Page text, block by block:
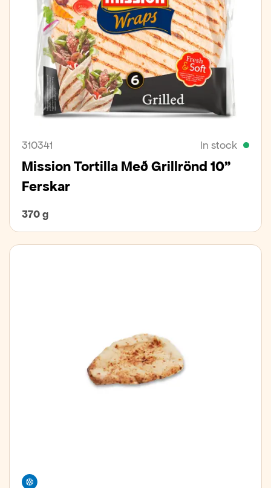
310341 In stock
Mission Tortilla Með Grillrönd 10"
Ferskar
370 g